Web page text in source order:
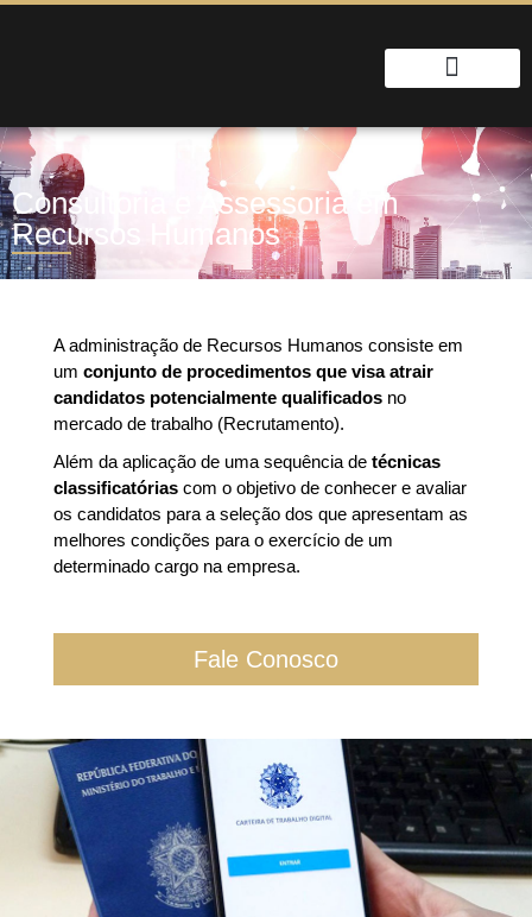
Consultoria e Assessoria em
Recursos Humanos
A administração de Recursos Humanos consiste em
um conjunto de procedimentos que visa atrair
candidatos potencialmente qualificadosno
mercado de trabalho (Recrutamento).
Além da aplicação de uma sequência de técnicas
classificatóriascom o objetivo de conhecer e avaliar
os candidatos para a seleção dos que apresentam as
melhores condições para o exercício de um
determinado cargo na empresa.
Fale Conosco